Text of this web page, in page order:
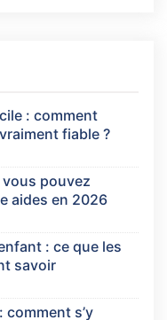
: comment
fiable ?
vous pouvez
aides en 2026
: ce que les
savoir
s’y